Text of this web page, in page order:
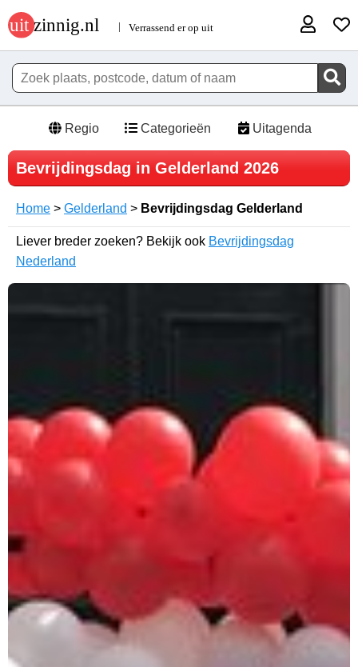
Regio Categorieën Uitagenda
Bevrijdingsdag in Gelderland 2026
Home > Gelderland > Bevrijdingsdag Gelderland
Liever breder zoeken? Bekijk ook Bevrijdingsdag
Nederland